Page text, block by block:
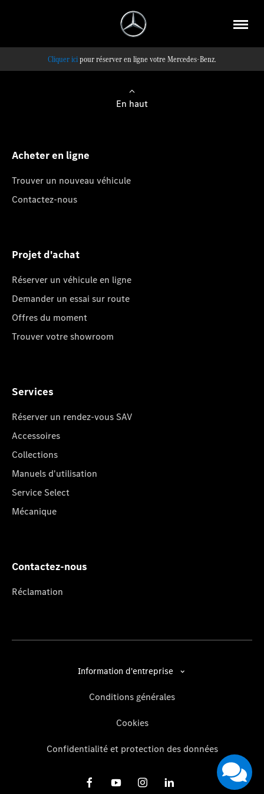
pour réserver en ligne votre Mercedes-Benz.
En haut
Acheter en ligne
Trouver un nouveau véhicule
Contactez-nous
Projet d'achat
Réserver un véhicule en ligne
Demander un essai sur route
Offres du moment
Trouver votre showroom
Services
Réserver un rendez-vous SAV
Accessoires
Collections
Manuels d'utilisation
Service Select
Mécanique
Contactez-nous
Réclamation
Information d'entreprise
Conditions générales
Cookies
Confidentialité et protection des données